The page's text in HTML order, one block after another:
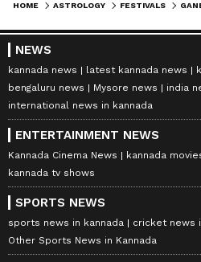
HOME ASTROLOGY FESTIVALS
NEWS
kannada news latest kannada news
bengaluru news
Mysore news
india
international news in kannada
ENTERTAINMENT NEWS
Kannada Cinema News kannada
kannada tv shows
SPORTS NEWS
sports news in kannada
cricket news
Other Sports News in Kannada